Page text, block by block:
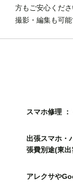
方もご安心くだ
撮影・編集も可能
スマホ修理 ：
出張スマホ
張費別途(東
アレクサや